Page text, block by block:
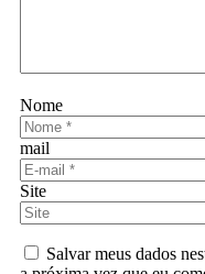
Nome
mail
Site
Salvar meus dados